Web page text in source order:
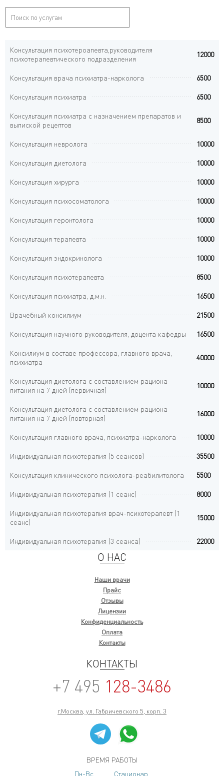
Консультация психотероапевта,руководителя
психотерапевтического подразделения
12000
Консультация врача психиатра-нарколога 6500
Консультация психиатра 6500
Консультация психиатра с назначением препаратов и
выпиской рецептов
8500
Консультация невролога 10000
Консультация диетолога 10000
Консультация хирурга 10000
Консультация психосоматолога 10000
Консультация геронтолога 10000
Консультация терапевта 10000
Консультация эндокринолога 10000
Консультация психотерапевта 8500
Консультация психиатра, д.м.н. 16500
Врачебный консилиум 21500
Консультация научного руководителя, доцента кафедры 16500
Консилиум в составе профессора, главного врача,
психиатра
40000
Консультация диетолога с составлением рациона
питания на 7 дней (первичная)
10000
Консультация диетолога с составлением рациона
питания на 7 дней (повторная)
16000
Консультация главного врача, психиатра-нарколога 10000
Индивидуальная психотерапия (5 сеансов) 35500
Консультация клинического психолога-реабилитолога 5500
Индивидуальная психотерапия (1 сеанс) 8000
Индивидуальная психотерапия врач-психотерапевт (1
сеанс)
15000
Индивидуальная психотерапия (3 сеанса) 22000
О НАС
Наши врачи
Прайс
Отзывы
Лицензии
Конфиденциальность
Оплата
Контакты
КОНТАКТЫ
+7 495 128-3486
г.Москва, ул. Габричевского 5, корп. 3
ВРЕМЯ РАБОТЫ
Пн-Вс
Стационар